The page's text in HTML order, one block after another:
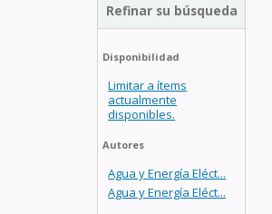
Refinar su búsqueda
Disponibilidad
Limitar a ítems
actualmente
disponibles.
Autores
Agua y Energía Eléct...
Agua y Energía Eléct...